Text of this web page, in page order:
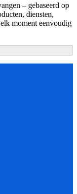
– gebaseerd op
diensten,
moment eenvoudig